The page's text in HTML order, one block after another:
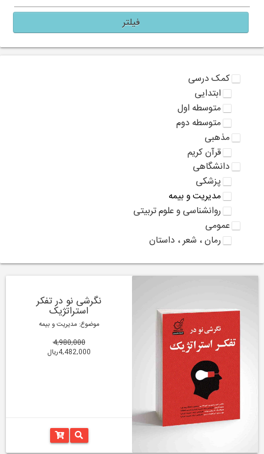
فیلتر
کمک درسی
ابتدایی
متوسطه اول
متوسطه دوم
مذهبی
قرآن کریم
دانشگاهی
پزشکی
مدیریت و بیمه
روانشناسی و علوم تربیتی
عمومی
رمان ، شعر ، داستان
نگرشی نو در تفکر
استراتژیک
موضوع: مدیریت و بیمه
4,980,000
4,482,000ریال